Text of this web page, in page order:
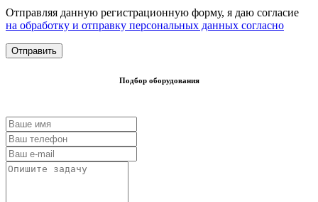
Отправляя данную регистрационную форму, я даю согласие
на обработку и отправку персональных данных согласно
Подбор оборудования